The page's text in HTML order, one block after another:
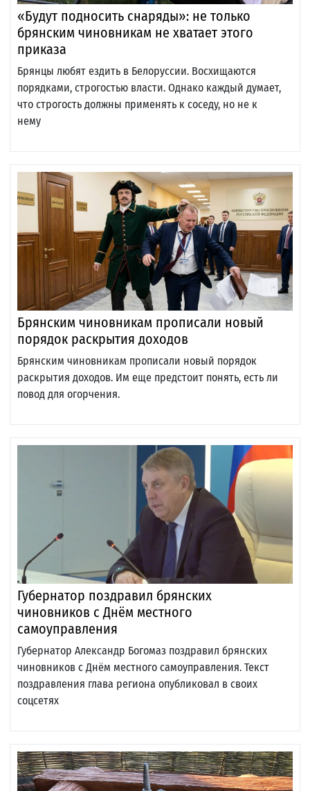
«Будут подносить снаряды»: не только
брянским чиновникам не хватает этого
приказа
Брянцы любят ездить в Белоруссии. Восхищаются
порядками, строгостью власти. Однако каждый думает,
что строгость должны применять к соседу, но не к
нему
Брянским чиновникам прописали новый
порядок раскрытия доходов
Брянским чиновникам прописали новый порядок
раскрытия доходов. Им еще предстоит понять, есть ли
повод для огорчения.
Губернатор поздравил брянских
чиновников с Днём местного
самоуправления
Губернатор Александр Богомаз поздравил брянских
чиновников с Днём местного самоуправления. Текст
поздравления глава региона опубликовал в своих
соцсетях